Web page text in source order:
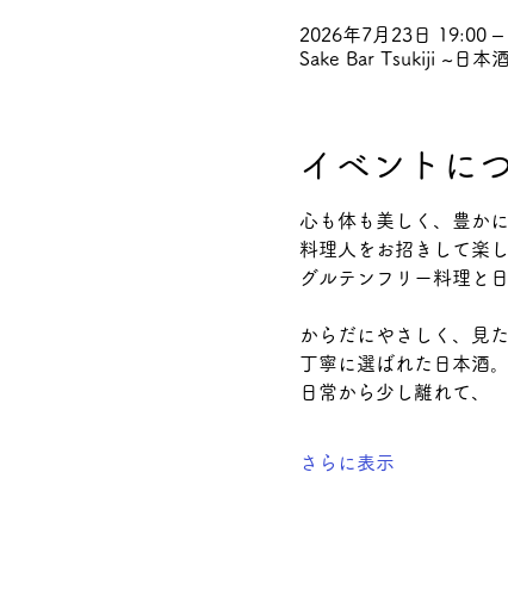
2026年7月23日 19:00 –
Sake Bar Tsukiji ~日本
イベントに
心も体も美しく、豊かに
料理人をお招きして楽
グルテンフリー料理と
からだにやさしく、見
丁寧に選ばれた日本酒。
日常から少し離れて、
さらに表示